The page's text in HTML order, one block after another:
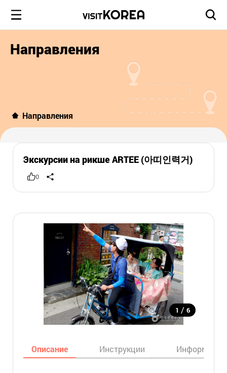
Направления
Направления
Экскурсии на рикше ARTEE (아띠인력거)
0
1 / 6
Описание Инструкции Информация